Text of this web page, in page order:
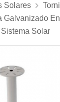
Solares
Galvanizado
Sistema Solar